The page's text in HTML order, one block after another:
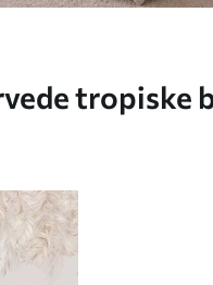
tropiske